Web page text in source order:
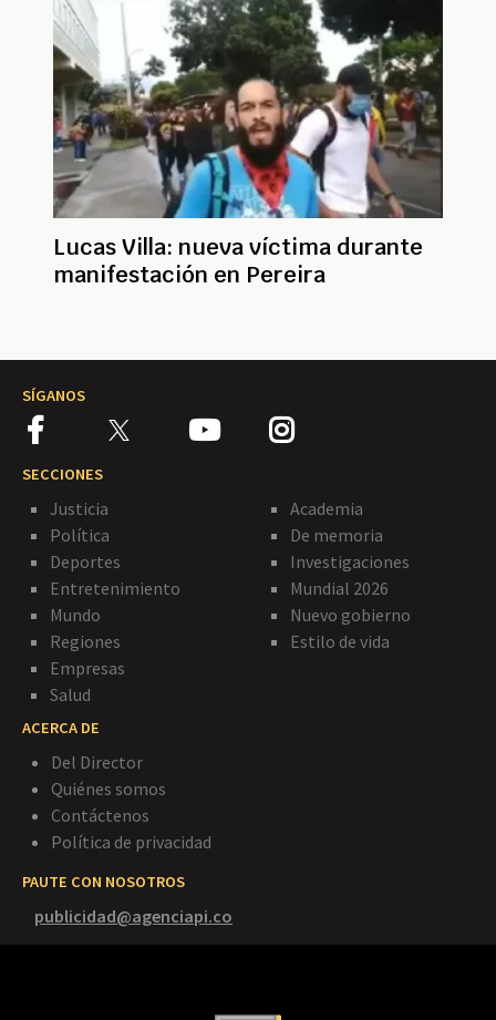
Lucas Villa: nueva víctima durante
manifestación en Pereira
SÍGANOS
SECCIONES
Justicia
Política
Deportes
Entretenimiento
Mundo
Regiones
Empresas
Salud
Academia
De memoria
Investigaciones
Mundial 2026
Nuevo gobierno
Estilo de vida
ACERCA DE
Del Director
Quiénes somos
Contáctenos
Política de privacidad
PAUTE CON NOSOTROS
publicidad@agenciapi.co